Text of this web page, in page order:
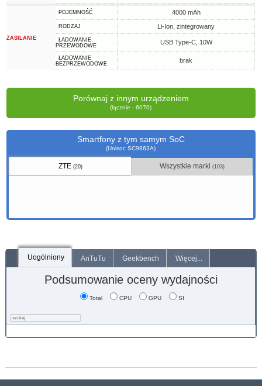
ZASILANIE
POJEMNOŚĆ 4000 mAh
RODZAJ Li-Ion, zintegrowany
ŁADOWANIE
PRZEWODOWE
USB Type-C, 10W
ŁADOWANIE
BEZPRZEWODOWE
brak
Porównaj z innym urządzeniem
(łącznie - 6070)
Smartfony z tym samym SoC
(Unisoc SC9863A)
ZTE (20) Wszystkie marki(103)
Uogólniony AnTuTu Geekbench Więcej...
Podsumowanie oceny wydajności
Total CPU GPU SI